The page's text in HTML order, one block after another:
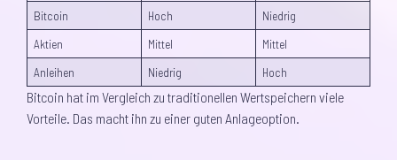
Bitcoin
Hoch
Niedrig
Aktien
Mittel
Mittel
Anleihen
Niedrig Hoch
Bitcoin hat im Vergleich zu traditionellen Wertspeichern viele
Vorteile. Das macht ihn zu einer guten Anlageoption.